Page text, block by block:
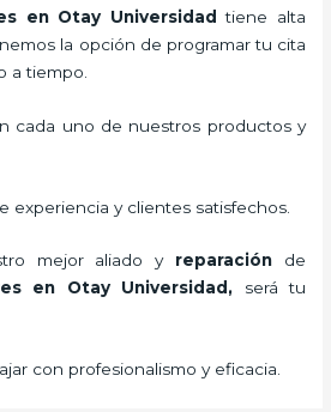
en Otay Universidad tiene alta
la opción de programar tu cita
a tiempo.
cada uno de nuestros productos y
experiencia y clientes satisfechos.
mejor aliado y reparación de
en Otay Universidad, será tu
con profesionalismo y eficacia.